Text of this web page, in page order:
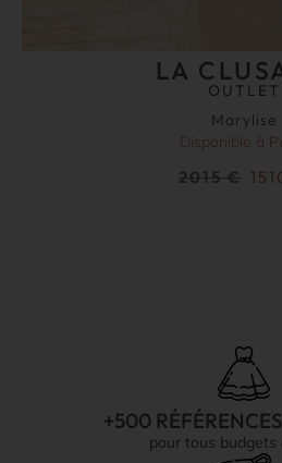
LA
OUTLET
Marylise
Disponible à
2015€
+500
pour tous budgets